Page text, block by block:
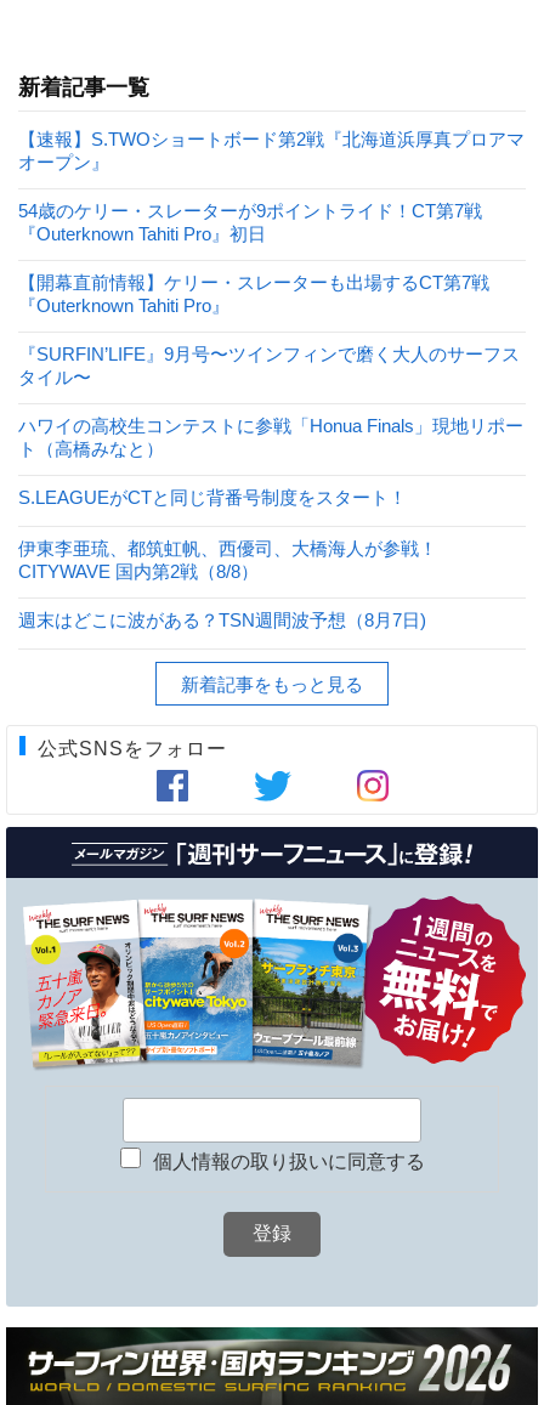
新着記事一覧
【速報】S.TWOショートボード第2戦『北海道浜厚真プロアマ
オープン』
54歳のケリー・スレーターが9ポイントライド！CT第7戦
『Outerknown Tahiti Pro』初日
【開幕直前情報】ケリー・スレーターも出場するCT第7戦
『Outerknown Tahiti Pro』
『SURFIN’LIFE』9月号〜ツインフィンで磨く大人のサーフス
タイル〜
ハワイの高校生コンテストに参戦「Honua Finals」現地リポー
ト（高橋みなと）
S.LEAGUEがCTと同じ背番号制度をスタート！
伊東李亜琉、都筑虹帆、西優司、大橋海人が参戦！
CITYWAVE 国内第2戦（8/8）
週末はどこに波がある？TSN週間波予想（8月7日)
新着記事をもっと見る
公式SNSをフォロー
個人情報の取り扱いに同意する